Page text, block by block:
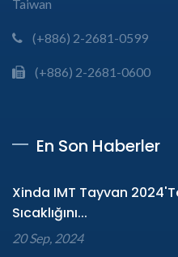
Taiwan
(+886) 2-2681-0599
(+886) 2-2681-0600
En Son Haberler
Xinda IMT Tayvan
Sıcaklığını...
20 Sep, 2024